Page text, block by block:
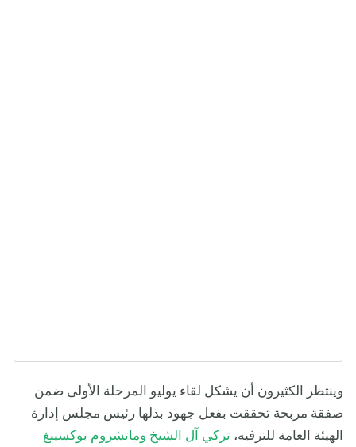
وينتظر الكثيرون أن يشكل لقاء يوليو المرحلة الأولى ضمن
صفقة مربحة تحققت بفعل جهود بذلها رئيس مجلس إدارة
الهيئة العامة للترفيه، تركي آل الشيخ وماتشروم بوكسينغ